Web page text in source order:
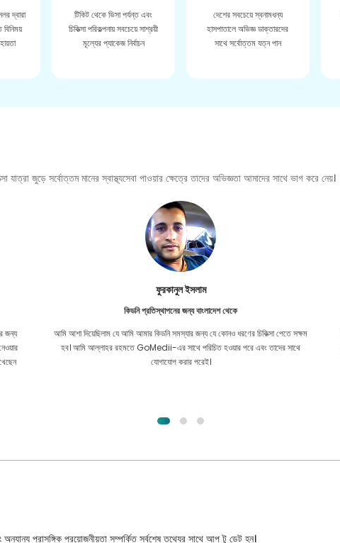
দ্বারা
টিকিট থেকে ভিসা পর্যন্ত এবং
চিকিত্সা পরিকল্পনায় সবচেয়ে সাশ্রয়ী
মূল্যের প্যাকেজ নির্বাচন
দেশের সবচেয়ে স্বনামধন্য
হাসপাতালে অভিজ্ঞ ডাক্তারদের
সাথে সর্বোত্তম যত্ন পান
জুড়ে সর্বোত্তম মানের স্বাস্থ্যসেবা পাওয়ার ক্ষেত্রে তাদের অভিজ্ঞতা আমাদের সাথে ভাগ করে নেয়।
জন্য
ফুরকানুল ইসলাম
কিডনি প্রতিস্থাপনের জন্য বাংলাদেশ থেকে
আমি আশা দিয়েছিলাম যে আমি আমার কিডনি সমস্যার জন্য যে কোনও ধরণের চিকিত্সা পেতে সক্ষম
হব। আমি আল্লাহর রহমতে GoMedii-এর সাথে পরিচিত হওয়ার পরে এবং তাদের সাথে
যোগাযোগ করার পরেই।
প্রাসঙ্গিক প্রয়োজনীয়তা সম্পর্কিত সর্বশেষ তথ্যের সাথে আপ টু ডেট হন।